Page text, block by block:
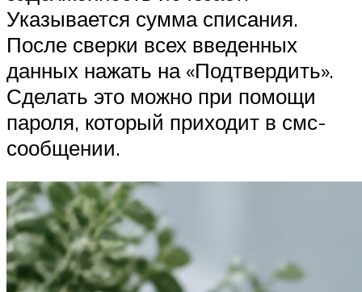
Указывается сумма списания.
После сверки всех введенных
данных нажать на «Подтвердить».
Сделать это можно при помощи
пароля, который приходит в смс-
сообщении.